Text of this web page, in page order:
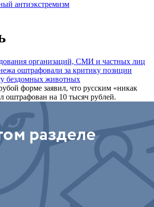
антиэкстремизм
организаций, СМИ и частных лиц
оштрафовали за критику позиции
бездомных животных
форме заявил, что русским «никак
оштрафован на 10 тысяч рублей.